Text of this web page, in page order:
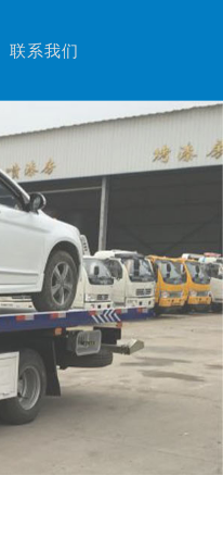
联系我们